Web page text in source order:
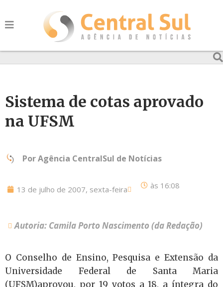
Sistema de cotas aprovado
na UFSM
PorAgência CentralSul de Notícias
13 de julho de 2007, sexta-feira às 16:08
Autoria: Camila Porto Nascimento (da Redação)
O Conselho de Ensino, Pesquisa e Extensão da
Universidade Federal de Santa Maria
(UFSM)aprovou, por 19 votos a 18, a íntegra do